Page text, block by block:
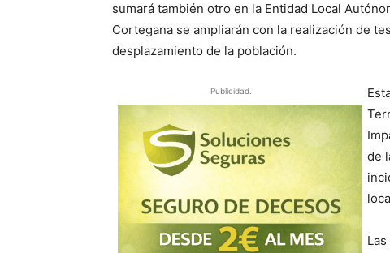
sumará también otro en la Entidad Local
Cortegana se ampliarán con la realización de
desplazamiento de la población.
Publicidad.
de